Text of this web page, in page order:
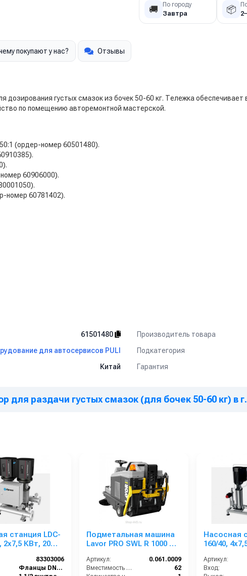
🚚 По городу
Завтра 📦
покупают у нас? Отзывы
дозирования густых смазок из бочек 50-60 кг. Тележка
по помещению авторемонтной мастерской.
(ордер-номер 60501480).
60906000).
номер 60781402).
61501480
Производитель товара
для автосервисов PULI
Подкатегория
Китай Гарантия
для раздачи густых смазок (для бочек 50-60 кг) в
станция LDC-
2x7,5 КВт, 20
83303006
Фланцы DN100
Подметальная машина
Lavor PRO SWL R 1000 ST
Артикул:
0.061.0009
Вместимость бункера (л):
62
Насосная
160/40,
Артикул:
Вход: